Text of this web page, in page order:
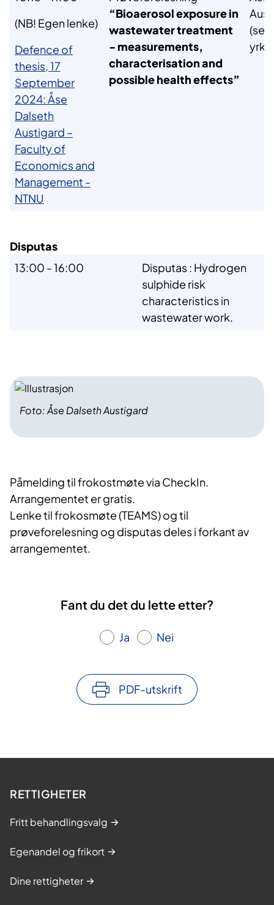
(NB! Egen lenke)
Defence of
thesis, 17
September
2024: Åse
Dalseth
Austigard –
Faculty of
Economics and
Management -
NTNU
“Bioaerosol exposure in
wastewater treatment
- measurements,
characterisation and
possible health effects”
Disputas
13:00 - 16:00
Disputas : Hydrogen
sulphide risk
characteristics in
wastewater work.
Foto: Åse Dalseth Austigard
Påmelding til frokostmøte via CheckIn.
Arrangementet er gratis.
Lenke til frokosmøte (TEAMS) og til
prøveforelesning og disputas deles i forkant av
arrangementet.
Fant du det du lette etter?
Ja Nei
PDF-utskrift
RETTIGHETER
Fritt behandlingsvalg
Egenandel og frikort
Dine rettigheter